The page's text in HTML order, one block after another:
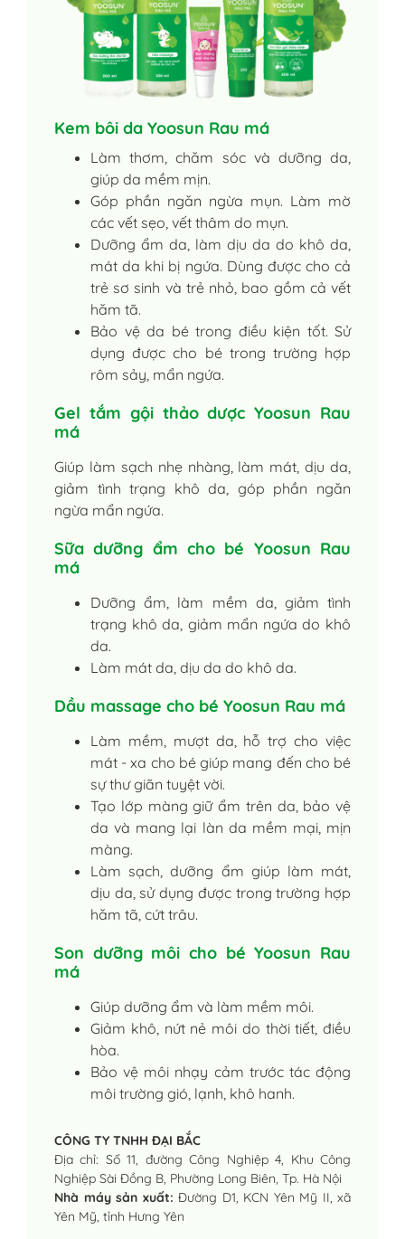
Kem bôi da Yoosun Rau má
Làm thơm, chăm sóc và dưỡng da,
giúp da mềm mịn.
Góp phần ngăn ngừa mụn. Làm mờ
các vết sẹo, vết thâm do mụn.
Dưỡng ẩm da, làm dịu da do khô da,
mát da khi bị ngứa. Dùng được cho cả
trẻ sơ sinh và trẻ nhỏ, bao gồm cả vết
hăm tã.
Bảo vệ da bé trong điều kiện tốt. Sử
dụng được cho bé trong trường hợp
rôm sảy, mẩn ngứa.
Gel tắm gội thảo dược Yoosun Rau
má
Giúp làm sạch nhẹ nhàng, làm mát, dịu da,
giảm tình trạng khô da, góp phần ngăn
ngừa mẩn ngứa.
Sữa dưỡng ẩm cho bé Yoosun Rau
má
Dưỡng ẩm, làm mềm da, giảm tình
trạng khô da, giảm mẩn ngứa do khô
da.
Làm mát da, dịu da do khô da.
Dầu massage cho bé Yoosun Rau má
Làm mềm, mượt da, hỗ trợ cho việc
mát - xa cho bé giúp mang đến cho bé
sự thư giãn tuyệt vời.
Tạo lớp màng giữ ẩm trên da, bảo vệ
da và mang lại làn da mềm mại, mịn
màng.
Làm sạch, dưỡng ẩm giúp làm mát,
dịu da, sử dụng được trong trường hợp
hăm tã, cứt trâu.
Son dưỡng môi cho bé Yoosun Rau
má
Giúp dưỡng ẩm và làm mềm môi.
Giảm khô, nứt nẻ môi do thời tiết, điều
hòa.
Bảo vệ môi nhạy cảm trước tác động
môi trường gió, lạnh, khô hanh.
CÔNG TY TNHH ĐẠI BẮC
Địa chỉ: Số 11, đường Công Nghiệp 4, Khu Công
Nghiệp Sài Đồng B, Phường Long Biên, Tp. Hà Nội
Nhà máy sản xuất: Đường D1, KCN Yên Mỹ II, xã
Yên Mỹ, tỉnh Hưng Yên